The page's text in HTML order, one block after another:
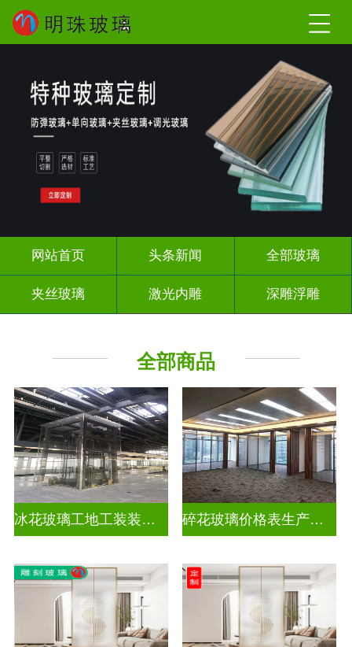
网站首页 头条新闻 全部玻璃
夹丝玻璃 激光内雕 深雕浮雕
千 层 镜
全部商品
冰花玻璃工地工装装饰玻璃 碎花玻璃价格表生产电话